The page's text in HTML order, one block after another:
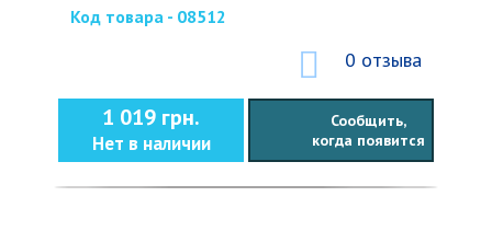
Код товара - 08512
0 отзыва
1 019 грн.
Нет в наличии
Сообщить,
когда появится